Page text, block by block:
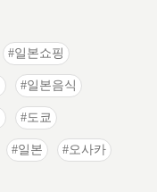
일본쇼핑
일본음식
도쿄
일본 오사카